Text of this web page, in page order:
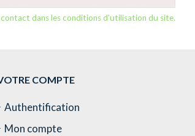
dans les conditions d'utilisation du site.
COMPTE
Authentification
Mon compte